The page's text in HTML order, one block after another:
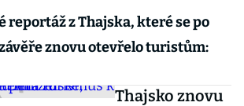
reportáž z Thajska, které se po
znovu otevřelo turistům:
Thajsko znovu